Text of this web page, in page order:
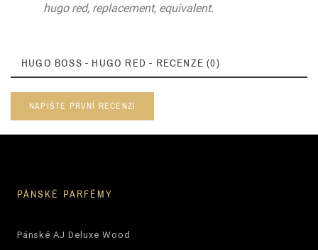
hugo red, replacement, equivalent.
HUGO BOSS - HUGO RED - RECENZE (0)
NAPIŠTE PRVNÍ RECENZI
PÁNSKÉ PARFÉMY
Pánské AJ Deluxe Wood